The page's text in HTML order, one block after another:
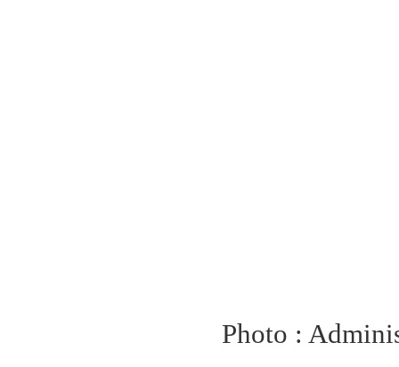
Photo :